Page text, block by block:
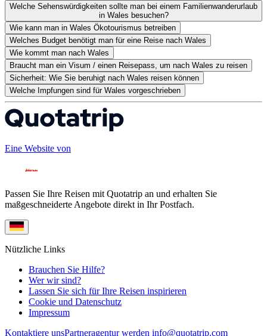
Welche Sehenswürdigkeiten sollte man bei einem Familienwanderurlaub
in Wales besuchen?
Wie kann man in Wales Ökotourismus betreiben
Welches Budget benötigt man für eine Reise nach Wales
Wie kommt man nach Wales
Braucht man ein Visum / einen Reisepass, um nach Wales zu reisen
Sicherheit: Wie Sie beruhigt nach Wales reisen können
Welche Impfungen sind für Wales vorgeschrieben
Eine Website von
Passen Sie Ihre Reisen mit Quotatrip an und erhalten Sie
maßgeschneiderte Angebote direkt in Ihr Postfach.
Nützliche Links
Brauchen Sie Hilfe?
Wer wir sind?
Lassen Sie sich für Ihre Reisen inspirieren
Cookie und Datenschutz
Impressum
Kontaktiere unsPartneragentur werden info@quotatrip.com